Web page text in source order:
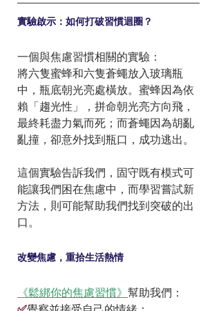
實驗啟示：如何打破習慣迴圈？
一個與焦慮習慣相關的實驗：
將六隻蜜蜂和六隻蒼蠅放入玻璃瓶
中，瓶底朝光亮處橫放。蜜蜂因為依
賴「趨光性」，拼命朝光亮方向飛，
最終耗盡力氣而死；而蒼蠅因為胡亂
亂撞，卻意外找到瓶口，成功逃出。
這個實驗告訴我們，固守既有模式可
能讓我們困在焦慮中，而學習嘗試新
方法，則可能幫助我們找到突破的出
口。
改變焦慮，重拾生活熱情
《鬆綁你的焦慮習慣》幫助我們：